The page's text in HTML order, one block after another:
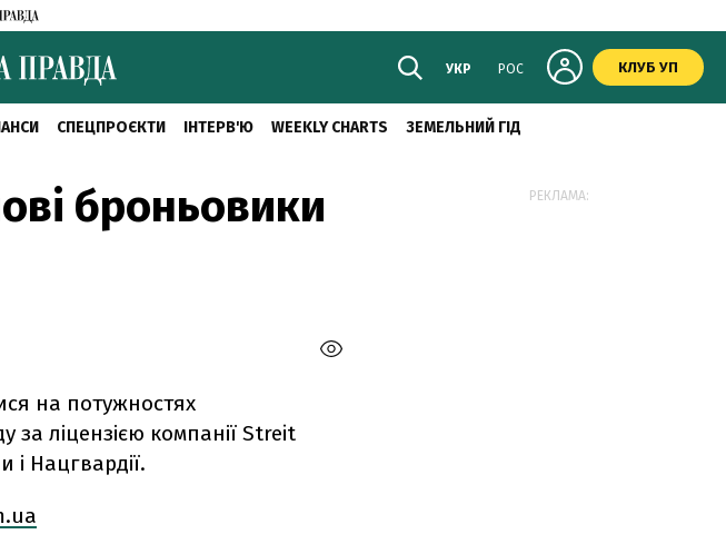
УКР РОС КЛУБ УП
СПЕЦПРОЄКТИ ІНТЕРВ'Ю WEEKLY CHARTS ЗЕМЕЛЬНИЙ ГІД
броньовики
на потужностях
за ліцензією компанії Streit
і Нацгвардії.
РЕКЛАМА: